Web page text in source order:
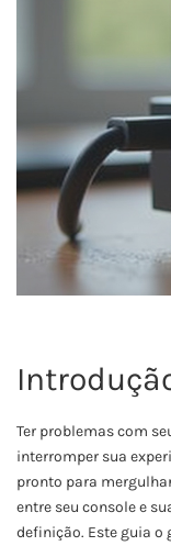
Ter problemas com
interromper sua
pronto para
entre seu console e
definição. Este guia o